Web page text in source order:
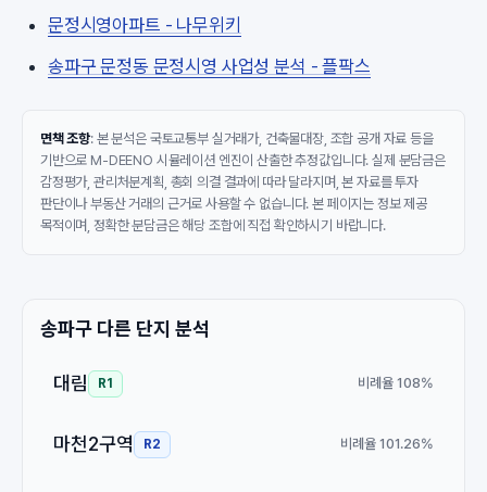
문정시영아파트 - 나무위키
송파구 문정동 문정시영 사업성 분석 - 플팍스
면책 조항: 본 분석은 국토교통부 실거래가, 건축물대장, 조합 공개 자료 등을
기반으로 M-DEENO 시뮬레이션 엔진이 산출한 추정값입니다. 실제 분담금은
감정평가, 관리처분계획, 총회 의결 결과에 따라 달라지며, 본 자료를 투자
판단이나 부동산 거래의 근거로 사용할 수 없습니다. 본 페이지는 정보 제공
목적이며, 정확한 분담금은 해당 조합에 직접 확인하시기 바랍니다.
송파구 다른 단지 분석
대림 R1 비례율 108%
마천2구역 R2 비례율 101.26%